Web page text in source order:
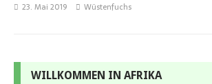
23. Mai 2019 Wüstenfuchs
WILLKOMMEN IN AFRIKA